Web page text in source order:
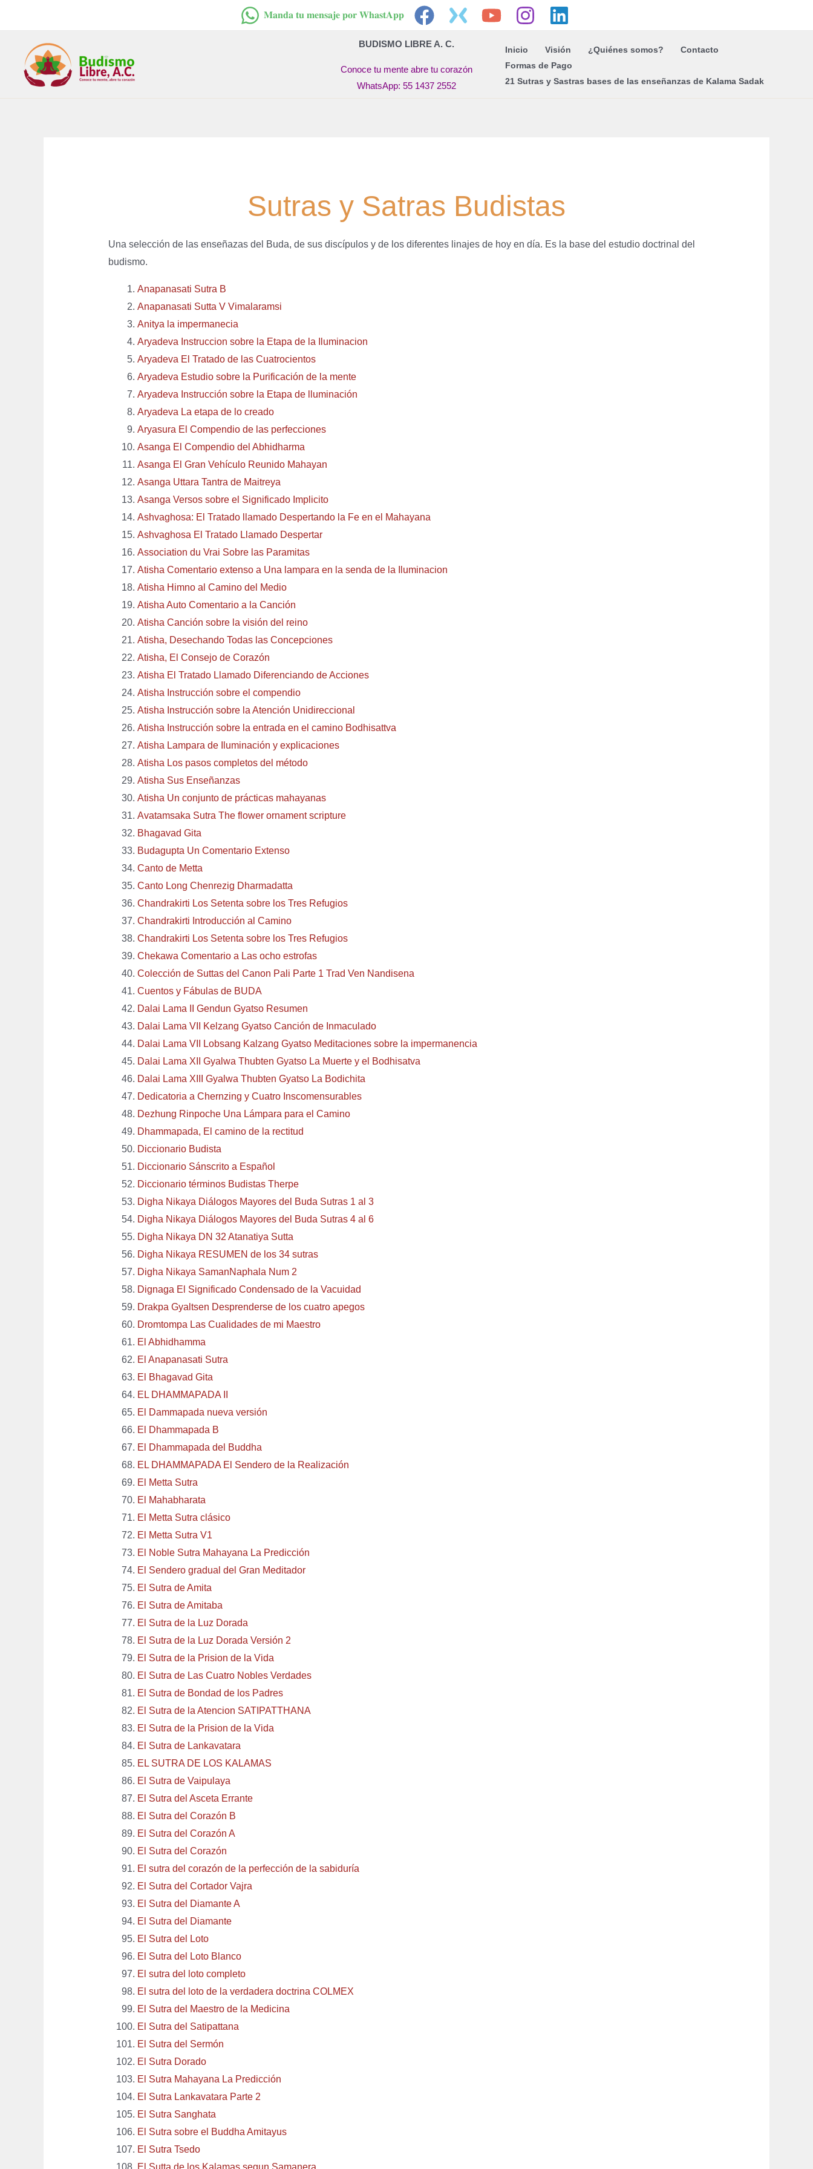
contenido
𝐌𝐚𝐧𝐝𝐚 𝐭𝐮 𝐦𝐞𝐧𝐬𝐚𝐣𝐞 𝐩𝐨𝐫 𝐖𝐡𝐚𝐬𝐭𝐀𝐩𝐩
BUDISMO LIBRE A. C.
Conoce tu mente abre tu corazón
WhatsApp: 55 1437 2552
Inicio Visión ¿Quiénes somos?
Contacto
Formas de Pago
21 Sutras y Sastras bases de las enseñanzas de Kalama Sadak
Sutras y Satras Budistas
Una selección de las enseñazas del Buda, de sus discípulos y de los diferentes linajes de hoy en día. Es la base del estudio doctrinal del
budismo.
Anapanasati Sutra B
Anapanasati Sutta V Vimalaramsi
Anitya la impermanecia
Aryadeva Instruccion sobre la Etapa de la Iluminacion
Aryadeva El Tratado de las Cuatrocientos
Aryadeva Estudio sobre la Purificación de la mente
Aryadeva Instrucción sobre la Etapa de lluminación
Aryadeva La etapa de lo creado
Aryasura El Compendio de las perfecciones
Asanga El Compendio del Abhidharma
Asanga El Gran Vehículo Reunido Mahayan
Asanga Uttara Tantra de Maitreya
Asanga Versos sobre el Significado Implicito
Ashvaghosa: El Tratado llamado Despertando la Fe en el Mahayana
Ashvaghosa El Tratado Llamado Despertar
Association du Vrai Sobre las Paramitas
Atisha Comentario extenso a Una lampara en la senda de la Iluminacion
Atisha Himno al Camino del Medio
Atisha Auto Comentario a la Canción
Atisha Canción sobre la visión del reino
Atisha, Desechando Todas las Concepciones
Atisha, El Consejo de Corazón
Atisha El Tratado Llamado Diferenciando de Acciones
Atisha Instrucción sobre el compendio
Atisha Instrucción sobre la Atención Unidireccional
Atisha Instrucción sobre la entrada en el camino Bodhisattva
Atisha Lampara de Iluminación y explicaciones
Atisha Los pasos completos del método
Atisha Sus Enseñanzas
Atisha Un conjunto de prácticas mahayanas
Avatamsaka Sutra The flower ornament scripture
Bhagavad Gita
Budagupta Un Comentario Extenso
Canto de Metta
Canto Long Chenrezig Dharmadatta
Chandrakirti Los Setenta sobre los Tres Refugios
Chandrakirti Introducción al Camino
Chandrakirti Los Setenta sobre los Tres Refugios
Chekawa Comentario a Las ocho estrofas
Colección de Suttas del Canon Pali Parte 1 Trad Ven Nandisena
Cuentos y Fábulas de BUDA
Dalai Lama II Gendun Gyatso Resumen
Dalai Lama VII Kelzang Gyatso Canción de Inmaculado
Dalai Lama VII Lobsang Kalzang Gyatso Meditaciones sobre la impermanencia
Dalai Lama XII Gyalwa Thubten Gyatso La Muerte y el Bodhisatva
Dalai Lama XIII Gyalwa Thubten Gyatso La Bodichita
Dedicatoria a Chernzing y Cuatro Inscomensurables
Dezhung Rinpoche Una Lámpara para el Camino
Dhammapada, El camino de la rectitud
Diccionario Budista
Diccionario Sánscrito a Español
Diccionario términos Budistas Therpe
Digha Nikaya Diálogos Mayores del Buda Sutras 1 al 3
Digha Nikaya Diálogos Mayores del Buda Sutras 4 al 6
Digha Nikaya DN 32 Atanatiya Sutta
Digha Nikaya RESUMEN de los 34 sutras
Digha Nikaya SamanNaphala Num 2
Dignaga El Significado Condensado de la Vacuidad
Drakpa Gyaltsen Desprenderse de los cuatro apegos
Dromtompa Las Cualidades de mi Maestro
El Abhidhamma
El Anapanasati Sutra
El Bhagavad Gita
EL DHAMMAPADA II
El Dammapada nueva versión
El Dhammapada B
El Dhammapada del Buddha
EL DHAMMAPADA El Sendero de la Realización
El Metta Sutra
El Mahabharata
El Metta Sutra clásico
El Metta Sutra V1
El Noble Sutra Mahayana La Predicción
El Sendero gradual del Gran Meditador
El Sutra de Amita
El Sutra de Amitaba
El Sutra de la Luz Dorada
El Sutra de la Luz Dorada Versión 2
El Sutra de la Prision de la Vida
El Sutra de Las Cuatro Nobles Verdades
El Sutra de Bondad de los Padres
El Sutra de la Atencion SATIPATTHANA
El Sutra de la Prision de la Vida
El Sutra de Lankavatara
EL SUTRA DE LOS KALAMAS
El Sutra de Vaipulaya
El Sutra del Asceta Errante
El Sutra del Corazón B
El Sutra del Corazón A
El Sutra del Corazón
El sutra del corazón de la perfección de la sabiduría
El Sutra del Cortador Vajra
El Sutra del Diamante A
El Sutra del Diamante
El Sutra del Loto
El Sutra del Loto Blanco
El sutra del loto completo
El sutra del loto de la verdadera doctrina COLMEX
El Sutra del Maestro de la Medicina
El Sutra del Satipattana
El Sutra del Sermón
El Sutra Dorado
El Sutra Mahayana La Predicción
El Sutra Lankavatara Parte 2
El Sutra Sanghata
El Sutra sobre el Buddha Amitayus
El Sutra Tsedo